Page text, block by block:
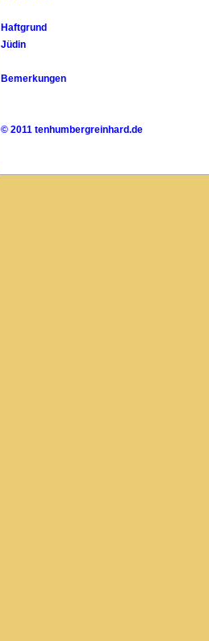
Haftgrund
Jüdin
Bemerkungen
© 2011 tenhumbergreinhard.de